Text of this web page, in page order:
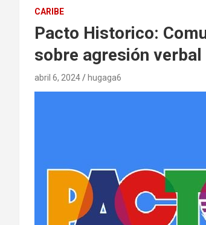
CARIBE
Pacto Historico:
sobre agresión
abril 6, 2024 hugaga6